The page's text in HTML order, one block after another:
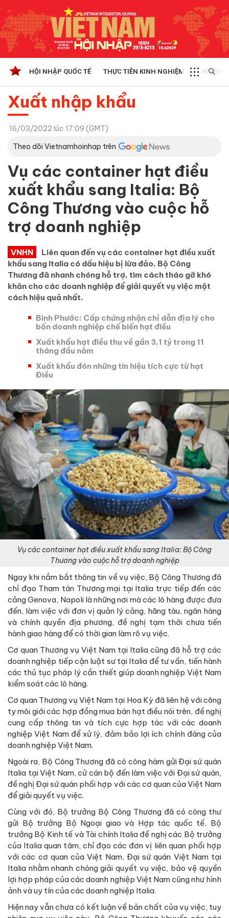
HỘI NHẬP QUỐC TẾ THỰC TIỄN KINH NGHIỆM CHÍNH
Xuất nhập khẩu
16/03/2022 lúc 17:09 (GMT)
Theo dõi Vietnamhoinhap trên
Vụ các container hạt điều
xuất khẩu sang Italia: Bộ
Công Thương vào cuộc hỗ
trợ doanh nghiệp
VNHN
Liên quan đến vụ các container hạt điều xuất
khẩu sang Italia có dấu hiệu bị lừa đảo, Bộ Công
Thương đã nhanh chóng hỗ trợ, tìm cách tháo gỡ khó
khăn cho các doanh nghiệp để giải quyết vụ việc một
cách hiệu quả nhất.
Bình Phước: Cấp chứng nhận chỉ dẫn địa lý cho
bốn doanh nghiệp chế biến hạt điều
Xuất khẩu hạt điều thu về gần 3,1 tỷ trong 11
tháng đầu năm
Xuất khẩu đón những tín hiệu tích cực từ hạt
Điều
Vụ các container hạt điều xuất khẩu sang Italia: Bộ Công
Thương vào cuộc hỗ trợ doanh nghiệp
Ngay khi nắm bắt thông tin về vụ việc, Bộ Công Thương đã
chỉ đạo Tham tán Thương mại tại Italia trực tiếp đến các
cảng Genova, Napoli là những nơi mà các lô hàng được đưa
đến, làm việc với đơn vị quản lý cảng, hãng tàu, ngân hàng
và chính quyền địa phương, đề nghị tạm thời chưa tiến
hành giao hàng để có thời gian làm rõ vụ việc.
Cơ quan Thương vụ Việt Nam tại Italia cũng đã hỗ trợ các
doanh nghiệp tiếp cận luật sư tại Italia để tư vấn, tiến hành
các thủ tục pháp lý cần thiết giúp doanh nghiệp Việt Nam
kiểm soát các lô hàng.
Cơ quan Thương vụ Việt Nam tại Hoa Kỳ đã liên hệ với công
ty môi giới các hợp đồng mua bán hạt điều nói trên, đề nghị
cung cấp thông tin và tích cực hợp tác với các doanh
nghiệp Việt Nam để xử lý, đảm bảo lợi ích chính đáng của
doanh nghiệp Việt Nam.
Ngoài ra, Bộ Công Thương đã có công hàm gửi Đại sứ quán
Italia tại Việt Nam, cử cán bộ đến làm việc với Đại sứ quán,
đề nghị Đại sứ quán phối hợp với các cơ quan của Việt Nam
để giải quyết vụ việc.
Cùng với đó, Bộ trưởng Bộ Công Thương đã có công thư
gửi Bộ trưởng Bộ Ngoại giao và Hợp tác quốc tế, Bộ
trưởng Bộ Kinh tế và Tài chính Italia đề nghị các Bộ trưởng
của Italia quan tâm, chỉ đạo các đơn vị liên quan phối hợp
với các cơ quan của Việt Nam, Đại sứ quán Việt Nam tại
Italia nhằm nhanh chóng giải quyết vụ việc, bảo vệ quyền
lợi hợp pháp của các doanh nghiệp Việt Nam cũng như hình
ảnh và uy tín của các doanh nghiệp Italia.
Hiện nay vẫn chưa có kết luận về bản chất của vụ việc, tuy